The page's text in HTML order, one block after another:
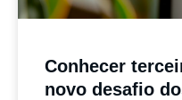
Conhecer
novo desafio